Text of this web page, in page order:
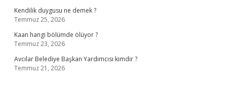
Kendilik duygusu ne demek ?
Temmuz 25, 2026
Kaan hangi bölümde ölüyor ?
Temmuz 23, 2026
Avcılar Belediye Başkan Yardımcısı kimdir ?
Temmuz 21, 2026